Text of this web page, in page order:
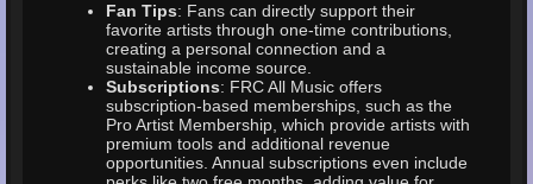
Fan Tips: Fans can directly support their
favorite artists through one-time contributions,
creating a personal connection and a
sustainable income source.
Subscriptions: FRC All Music offers
subscription-based memberships, such as the
Pro Artist Membership, which provide artists with
premium tools and additional revenue
opportunities. Annual subscriptions even include